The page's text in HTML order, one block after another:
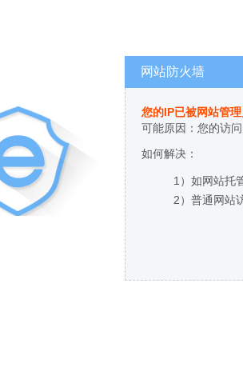
网站防火墙
您的IP已被网站管
可能原因：您的访
如何解决：
1）如网站托
2）普通网站